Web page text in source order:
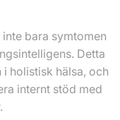
bara symtomen
Detta
holistisk hälsa, och
internt stöd med